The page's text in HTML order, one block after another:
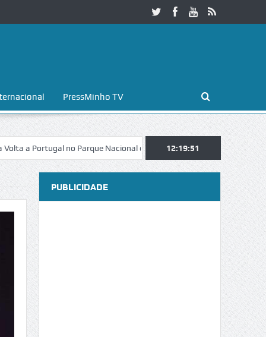
PressMinho TV
no Parque Nacional da Peneda-Gerês Esposende.
12:19:52
PUBLICIDADE